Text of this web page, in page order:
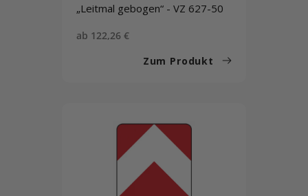
„Leitmal gebogen“ - VZ 627-50
Sonderpreis
ab 122,26 €
Zum Produkt